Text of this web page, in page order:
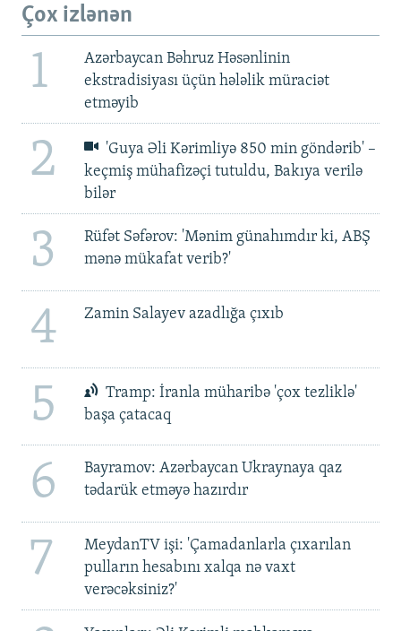
Çox izlənən
1
Azərbaycan Bəhruz Həsənlinin
ekstradisiyası üçün hələlik müraciət
etməyib
2
'Guya Əli Kərimliyə 850 min göndərib' –
keçmiş mühafizəçi tutuldu, Bakıya verilə
bilər
3
Rüfət Səfərov: 'Mənim günahımdır ki, ABŞ
mənə mükafat verib?'
4 Zamin Salayev azadlığa çıxıb
5
Tramp: İranla müharibə 'çox tezliklə'
başa çatacaq
6
Bayramov: Azərbaycan Ukraynaya qaz
tədarük etməyə hazırdır
7
MeydanTV işi: 'Çamadanlarla çıxarılan
pulların hesabını xalqa nə vaxt
verəcəksiniz?'